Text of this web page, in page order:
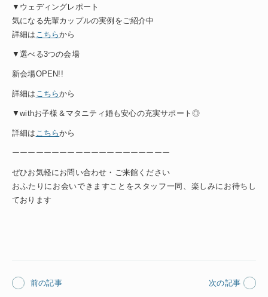
▼ウェディングレポート
気になる先輩カップルの実例をご紹介中
詳細は こちらから
▼選べる3つの会場
新会場OPEN!!
詳細は こちらから
▼withお子様＆マタニティ婚も安心の充実サポート◎
詳細は こちらから
ーーーーーーーーーーーーーーーーーーーー
ぜひお気軽にお問い合わせ・ご来館ください
おふたりにお会いできますことをスタッフ一同、楽しみにお待ちし
ております
前の記事 次の記事